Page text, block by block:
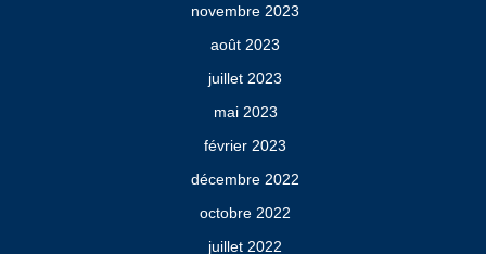
novembre 2023
août 2023
juillet 2023
mai 2023
février 2023
décembre 2022
octobre 2022
juillet 2022